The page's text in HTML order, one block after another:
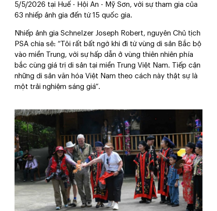
5/5/2026 tại Huế - Hội An - Mỹ Sơn, với sự tham gia của
63 nhiếp ảnh gia đến từ 15 quốc gia.
Nhiếp ảnh gia Schnelzer Joseph Robert, nguyên Chủ tịch
PSA chia sẻ: “Tôi rất bất ngờ khi đi từ vùng di sản Bắc bộ
vào miền Trung, với sự hấp dẫn ở vùng thiên nhiên phía
bắc cùng giá trị di sản tại miền Trung Việt Nam. Tiếp cận
những di sản văn hóa Việt Nam theo cách này thật sự là
một trải nghiệm sáng giá”.